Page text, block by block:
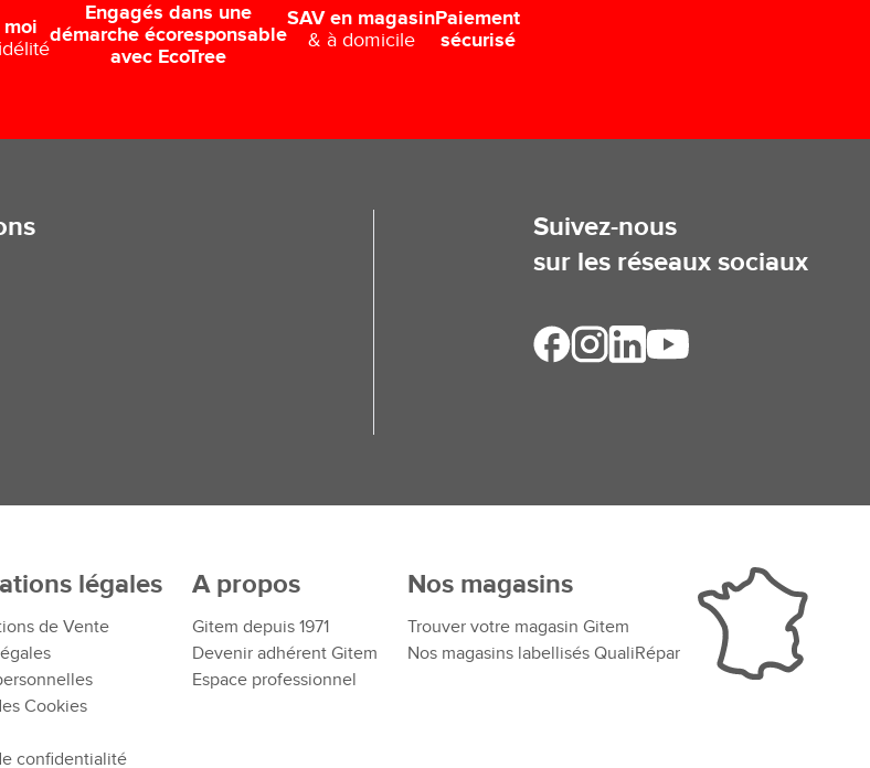
Engagés dans une
démarche écoresponsable
avec EcoTree
SAV en magasin
& à domicile
Paiement
sécurisé
Suivez-nous
sur les réseaux sociaux
légales
de Vente
Cookies
confidentialité
A propos
Gitem depuis 1971
Devenir adhérent Gitem
Espace professionnel
Nos magasins
Trouver votre magasin Gitem
Nos magasins labellisés QualiRépar